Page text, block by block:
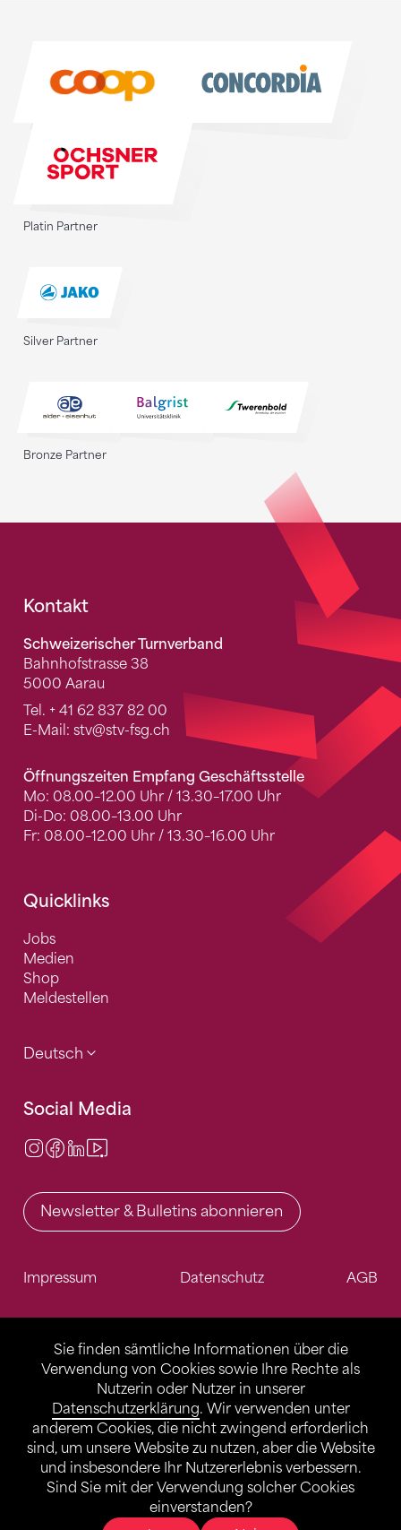
Sie finden sämtliche Informationen über die
Verwendung von Cookies sowie Ihre Rechte als
Nutzerin oder Nutzer in unserer
Datenschutzerklärung. Wir verwenden unter
anderem Cookies, die nicht zwingend erforderlich
sind, um unsere Website zu nutzen, aber die Website
und insbesondere Ihr Nutzererlebnis verbessern.
Sind Sie mit der Verwendung solcher Cookies
einverstanden?
Platin Partner
Silver Partner
Bronze Partner
Fusszeile
Kontakt
Schweizerischer Turnverband
Bahnhofstrasse 38
5000 Aarau
Tel. + 41 62 837 82 00
E-Mail: stv@stv-fsg.ch
Öffnungszeiten Empfang Geschäftsstelle
Mo: 08.00–12.00 Uhr / 13.30–17.00 Uhr
Di-Do: 08.00–13.00 Uhr
Fr: 08.00–12.00 Uhr / 13.30–16.00 Uhr
Quicklinks
Jobs
Medien
Shop
Meldestellen
Deutsch
Social Media
Instagram
Facebook
LinkedIn
Newsletter & Bulletins abonnieren
Impressum Datenschutz AGB